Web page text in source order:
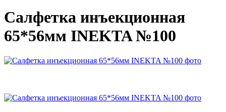
Салфетка инъекционная
65*56мм INEKTA №100